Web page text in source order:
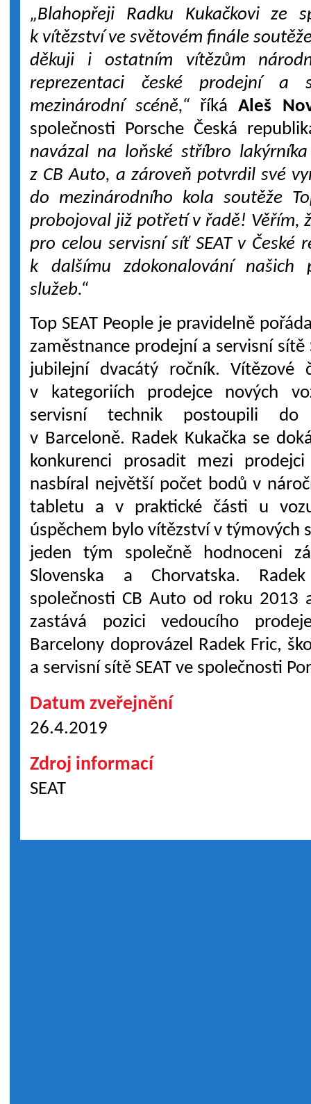
„Blahopřeji Radku Kukačkovi ze
k vítězství ve světovém finále
děkuji i ostatním vítězům
reprezentaci české prodejní a
mezinárodní scéně,“ říkáAleš
společnosti Porsche Česká
navázal na loňské stříbro
z CB Auto, a zároveň potvrdil své
do mezinárodního kola soutěže
probojoval již potřetí v řadě! Věřím,
pro celou servisní síť SEAT v České
k dalšímu zdokonalování našich
služeb.“
Top SEAT People je pravidelně
zaměstnance prodejní a servisní sítě
jubilejní dvacátý ročník. Vítězové
v kategoriích prodejce nových
servisní technik postoupili do
v Barceloně. Radek Kukačka se
konkurenci prosadit mezi
nasbíral největší počet bodů v
tabletu a v praktické části u vozu
úspěchem bylo vítězství v týmových
jeden tým společně hodnoceni
Slovenska a Chorvatska.
společnosti CB Auto od roku 2013
zastává pozici vedoucího
Barcelony doprovázel Radek Fric,
a servisní sítě SEAT ve společnosti
Datum zveřejnění
26.4.2019
Zdroj informací
SEAT